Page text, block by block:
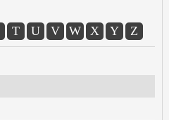
T U V W X Y Z